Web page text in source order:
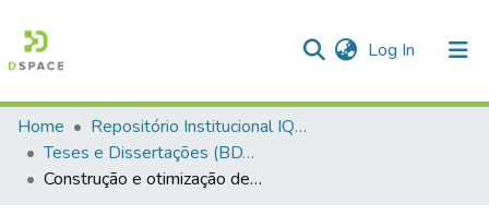
Log In (current)
Communities & Collections
All of DSpace
Home
Repositório Institucional IQSC
Teses e Dissertações (BDTD USP)
Construção e otimização de um eletrodo de pasta de carbono modificado com óxido de manganês tipo espinélio dopado com cobalto (III) para determinação potenciométrica de íons lítio